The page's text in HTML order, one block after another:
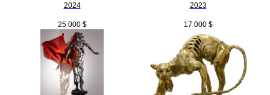
2024
25 000 $
2023
17 000 $